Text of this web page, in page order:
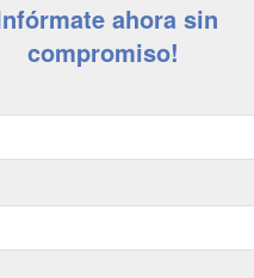
ahora sin
compromiso!